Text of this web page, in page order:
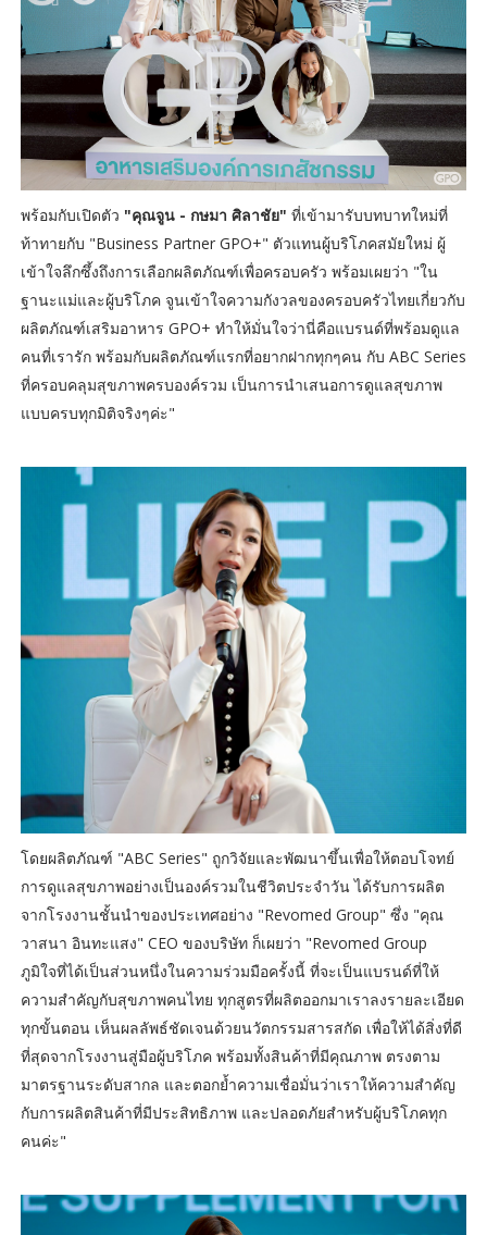
พร้อมกับเปิดตัว "คุณจูน - กษมา ศิลาชัย" ที่เข้ามารับบทบาทใหม่ที่
ท้าทายกับ "Business Partner GPO+" ตัวแทนผู้บริโภคสมัยใหม่ ผู้
เข้าใจลึกซึ้งถึงการเลือกผลิตภัณฑ์เพื่อครอบครัว พร้อมเผยว่า "ใน
ฐานะแม่และผู้บริโภค จูนเข้าใจความกังวลของครอบครัวไทยเกี่ยวกับ
ผลิตภัณฑ์เสริมอาหาร GPO+ ทำให้มั่นใจว่านี่คือแบรนด์ที่พร้อมดูแล
คนที่เรารัก พร้อมกับผลิตภัณฑ์แรกที่อยากฝากทุกๆคน กับ ABC Series
ที่ครอบคลุมสุขภาพครบองค์รวม เป็นการนำเสนอการดูแลสุขภาพ
แบบครบทุกมิติจริงๆค่ะ"
โดยผลิตภัณฑ์ "ABC Series" ถูกวิจัยและพัฒนาขึ้นเพื่อให้ตอบโจทย์
การดูแลสุขภาพอย่างเป็นองค์รวมในชีวิตประจำวัน ได้รับการผลิต
จากโรงงานชั้นนำของประเทศอย่าง "Revomed Group" ซึ่ง "คุณ
วาสนา อินทะแสง" CEO ของบริษัท ก็เผยว่า "Revomed Group
ภูมิใจที่ได้เป็นส่วนหนึ่งในความร่วมมือครั้งนี้ ที่จะเป็นแบรนด์ที่ให้
ความสำคัญกับสุขภาพคนไทย ทุกสูตรที่ผลิตออกมาเราลงรายละเอียด
ทุกขั้นตอน เห็นผลลัพธ์ชัดเจนด้วยนวัตกรรมสารสกัด เพื่อให้ได้สิ่งที่ดี
ที่สุดจากโรงงานสู่มือผู้บริโภค พร้อมทั้งสินค้าที่มีคุณภาพ ตรงตาม
มาตรฐานระดับสากล และตอกย้ำความเชื่อมั่นว่าเราให้ความสำคัญ
กับการผลิตสินค้าที่มีประสิทธิภาพ และปลอดภัยสำหรับผู้บริโภคทุก
คนค่ะ"